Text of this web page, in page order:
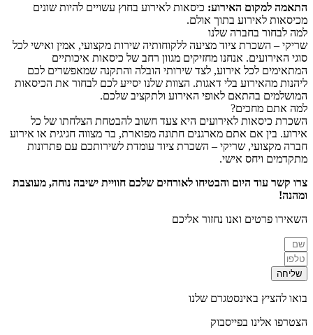
התאמה למקום האירוע: כיסאות לאירוע בחוץ עשויים להיות שונים
מכיסאות לאירוע בתוך אולם.
למה לבחור בחברה שלנו
שריקי – השכרת ציוד מציעה ללקוחותיה שירות מקצועי, אמין ואישי לכל
סוגי האירועים. אנחנו מחזיקים מגוון רחב של כיסאות איכותיים
המתאימים לכל אירוע, לצד שירותי הובלה והתקנה שמאפשרים לכם
ליהנות מהאירוע בלי דאגות. הצוות שלנו יסייע לכם לבחור את הכיסאות
המושלמים בהתאם לאופי האירוע ולתקציב שלכם.
למה אתם מחכים?
השכרת כיסאות לאירועים היא צעד חשוב להבטחת הצלחתו של כל
אירוע. בין אם אתם מארגנים חתונה מפוארת, בר מצווה חגיגית או אירוע
חברה מקצועי, שריקי – השכרת ציוד עומדת לשירותכם עם פתרונות
מתקדמים ויחס אישי.
צרו קשר עוד היום והבטיחו לאורחים שלכם חוויית ישיבה נוחה, מעוצבת
ומהנה!
השאירו פרטים ואנו נחזור אליכם
שליחה
בואו להציץ באינסטגרם שלנו
הצטרפו אלינו בפייסבוק